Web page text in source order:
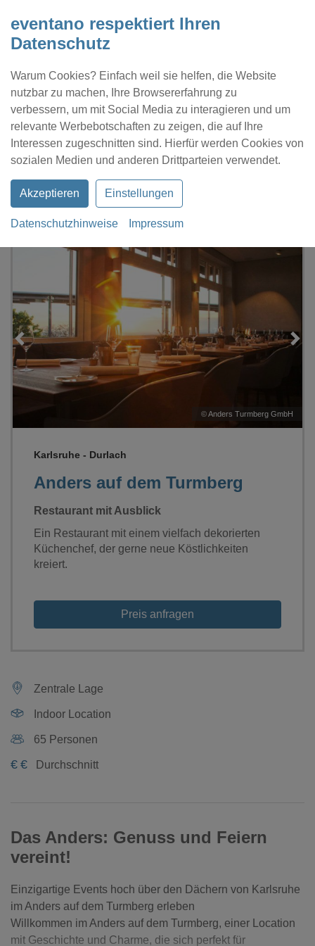
eventano respektiert Ihren
Datenschutz
Warum Cookies? Einfach weil sie helfen, die Website
nutzbar zu machen, Ihre Browsererfahrung zu
verbessern, um mit Social Media zu interagieren und um
relevante Werbebotschaften zu zeigen, die auf Ihre
Interessen zugeschnitten sind. Hierfür werden Cookies von
sozialen Medien und anderen Drittparteien verwendet.
Akzeptieren Einstellungen
Datenschutzhinweise Impressum
Kontakt Location eintragen Profil
Anders auf dem Turmberg
©Anders Turmberg GmbH
Loading...
Anders auf dem Turmberg
Karlsruhe - Durlach
Restaurant mit Ausblick
Ein Restaurant mit einem vielfach dekorierten
Küchenchef, der gerne neue Köstlichkeiten
kreiert.
Preis anfragen
Zentrale Lage
Indoor Location
65 Personen
€ € Durchschnitt
Das Anders: Genuss und Feiern
vereint!
Einzigartige Events hoch über den Dächern von Karlsruhe
im Anders auf dem Turmberg erleben
Willkommen im Anders auf dem Turmberg, einer Location
mit Geschichte und Charme, die sich perfekt für